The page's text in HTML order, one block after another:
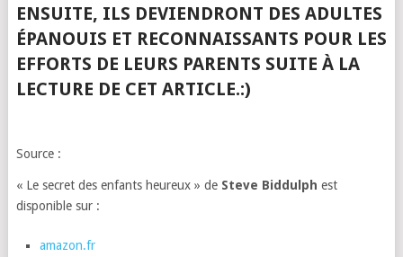
ENSUITE, ILS DEVIENDRONT DES ADULTES
ÉPANOUIS ET RECONNAISSANTS POUR LES
EFFORTS DE LEURS PARENTS SUITE À LA
LECTURE DE CET ARTICLE.:)
Source :
« Le secret des enfants heureux » de Steve Biddulph est
disponible sur :
amazon.fr